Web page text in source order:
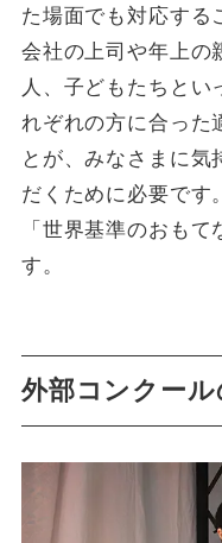
た場面でも対応する
会社の上司や年上の
人、子どもたちとい
れぞれの方に合った
とが、みなさまに気
だくために必要です
「世界基準のおも
す。
外部コンクー